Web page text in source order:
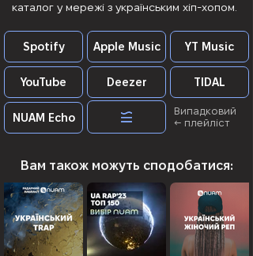
каталог у мережі з українським хіп-хопом.
Spotify Apple Music YT Music
YouTube Deezer TIDAL
NUAM Echo
Випадковий
← плейліст
Вам також можуть сподобатися: